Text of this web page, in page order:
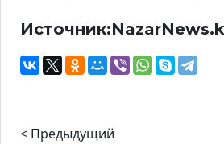
< Предыдущий